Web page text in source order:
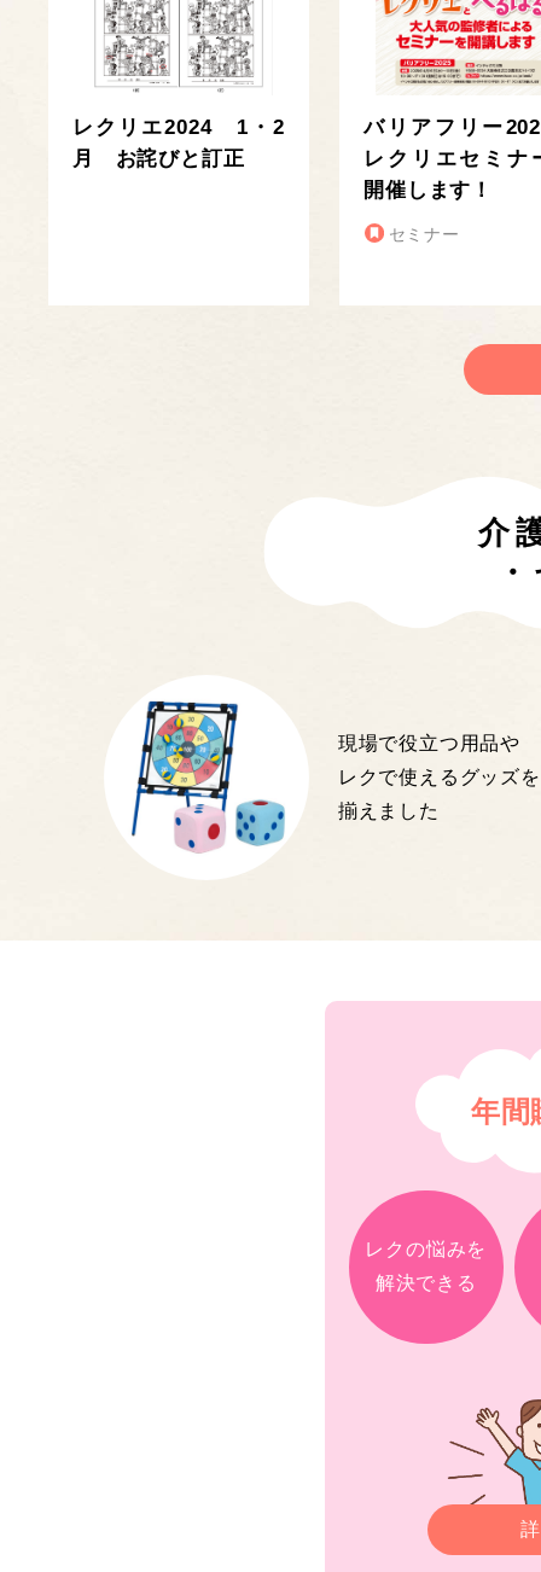
レクリエ2024 1・2
月 お詫びと訂正
バリアフリー
レクリエセミナ
開催します！
セミナー
介
現場で役立つ用品や
レクで使えるグッズを
揃えました
年間
レクの悩みを
解決できる